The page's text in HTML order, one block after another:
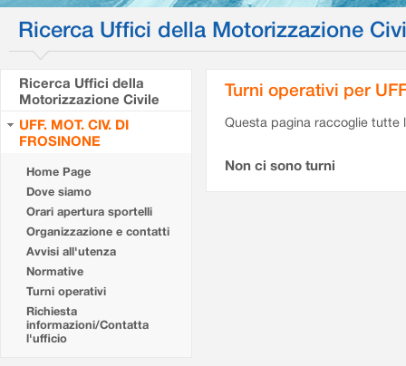
Ricerca Uffici della Motorizzazione
Ricerca Uffici della
Motorizzazione Civile
UFF. MOT. CIV. DI
FROSINONE
Home Page
Dove siamo
Orari apertura sportelli
Organizzazione e contatti
Avvisi all'utenza
Normative
Turni operativi
Richiesta
informazioni/Contatta
l'ufficio
Turni operativi per
Questa pagina raccoglie tutte
Non ci sono turni